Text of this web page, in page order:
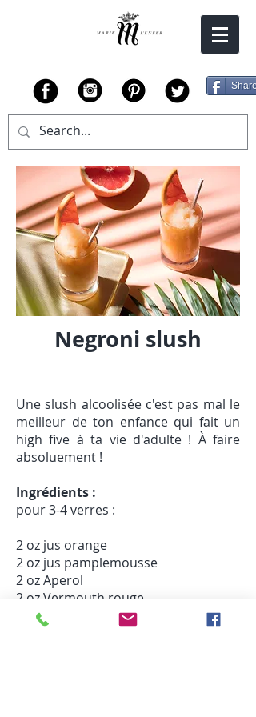
Share
Negroni slush
Une slush alcoolisée c'est pas mal le
meilleur de ton enfance qui fait un
high five à ta vie d'adulte ! À faire
absoluement !
Ingrédients :
pour 3-4 verres :
2 oz jus orange
2 oz jus pamplemousse
2 oz Aperol
2 oz Vermouth rouge
4 oz Gin